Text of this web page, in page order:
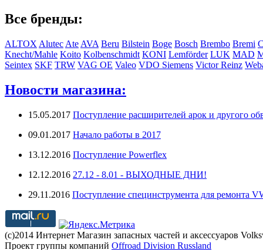
Все бренды:
ALTOX Alutec Ate AVA Beru Bilstein Boge Bosch Brembo Bremi
Knecht/Mahle Koito Kolbenschmidt KONI Lemförder LUK MAD
Seintex SKF TRW VAG OE Valeo VDO Siemens Victor Reinz
Новости магазина:
15.05.2017 Поступление расширителей арок и другого
09.01.2017 Начало работы в 2017
13.12.2016 Поступление Powerflex
12.12.2016 27.12 - 8.01 - ВЫХОДНЫЕ ДНИ!
29.11.2016 Поступление специнструмента для ремонта
(с)2014 Интернет Магазин запасных частей и аксессуаров
Проект группы компаний Offroad Division Russland